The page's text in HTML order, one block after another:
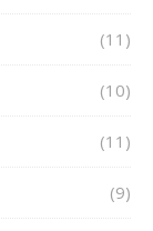
(11)
(10)
(11)
(9)